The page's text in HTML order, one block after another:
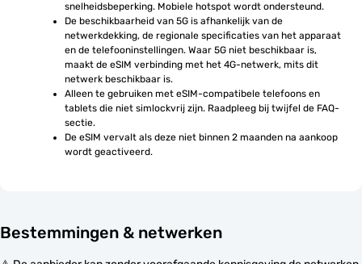
snelheidsbeperking. Mobiele hotspot wordt ondersteund.
De beschikbaarheid van 5G is afhankelijk van de
netwerkdekking, de regionale specificaties van het apparaat
en de telefooninstellingen. Waar 5G niet beschikbaar is,
maakt de eSIM verbinding met het 4G-netwerk, mits dit
netwerk beschikbaar is.
Alleen te gebruiken met eSIM-compatibele telefoons en
tablets die niet simlockvrij zijn. Raadpleeg bij twijfel de FAQ-
sectie.
De eSIM vervalt als deze niet binnen 2 maanden na aankoop
wordt geactiveerd.
Bestemmingen & netwerken